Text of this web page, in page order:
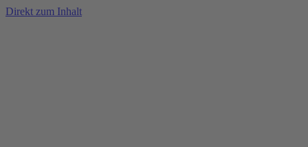
Direkt zum Inhalt